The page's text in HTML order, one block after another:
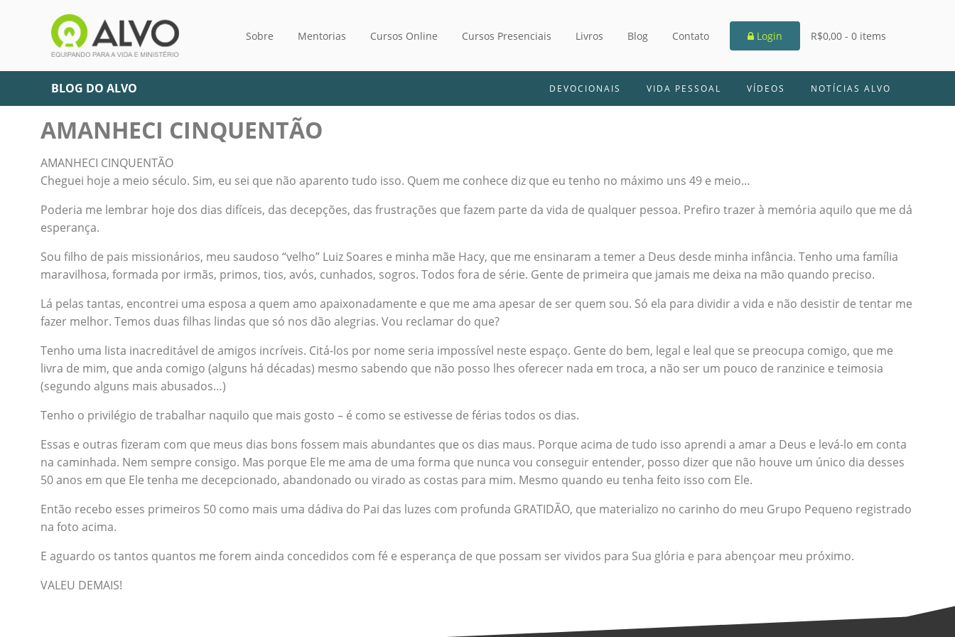
Sobre Mentorias Cursos Online Cursos Presenciais Livros Blog Contato Login R$0,00 - 0 items
BLOG DO ALVO DEVOCIONAIS VIDA PESSOAL VÍDEOS NOTÍCIAS ALVO
AMANHECI CINQUENTÃO
AMANHECI CINQUENTÃO
Cheguei hoje a meio século. Sim, eu sei que não aparento tudo isso. Quem me conhece diz que eu tenho no máximo uns 49 e meio…
Poderia me lembrar hoje dos dias difíceis, das decepções, das frustrações que fazem parte da vida de qualquer pessoa. Prefiro trazer à memória aquilo que me dá
esperança.
Sou filho de pais missionários, meu saudoso “velho” Luiz Soares e minha mãe Hacy, que me ensinaram a temer a Deus desde minha infância. Tenho uma família
maravilhosa, formada por irmãs, primos, tios, avós, cunhados, sogros. Todos fora de série. Gente de primeira que jamais me deixa na mão quando preciso.
Lá pelas tantas, encontrei uma esposa a quem amo apaixonadamente e que me ama apesar de ser quem sou. Só ela para dividir a vida e não desistir de tentar me
fazer melhor. Temos duas filhas lindas que só nos dão alegrias. Vou reclamar do que?
Tenho uma lista inacreditável de amigos incríveis. Citá-los por nome seria impossível neste espaço. Gente do bem, legal e leal que se preocupa comigo, que me
livra de mim, que anda comigo (alguns há décadas) mesmo sabendo que não posso lhes oferecer nada em troca, a não ser um pouco de ranzinice e teimosia
(segundo alguns mais abusados…)
Tenho o privilégio de trabalhar naquilo que mais gosto – é como se estivesse de férias todos os dias.
Essas e outras fizeram com que meus dias bons fossem mais abundantes que os dias maus. Porque acima de tudo isso aprendi a amar a Deus e levá-lo em conta
na caminhada. Nem sempre consigo. Mas porque Ele me ama de uma forma que nunca vou conseguir entender, posso dizer que não houve um único dia desses
50 anos em que Ele tenha me decepcionado, abandonado ou virado as costas para mim. Mesmo quando eu tenha feito isso com Ele.
Então recebo esses primeiros 50 como mais uma dádiva do Pai das luzes com profunda GRATIDÃO, que materializo no carinho do meu Grupo Pequeno registrado
na foto acima.
E aguardo os tantos quantos me forem ainda concedidos com fé e esperança de que possam ser vividos para Sua glória e para abençoar meu próximo.
VALEU DEMAIS!